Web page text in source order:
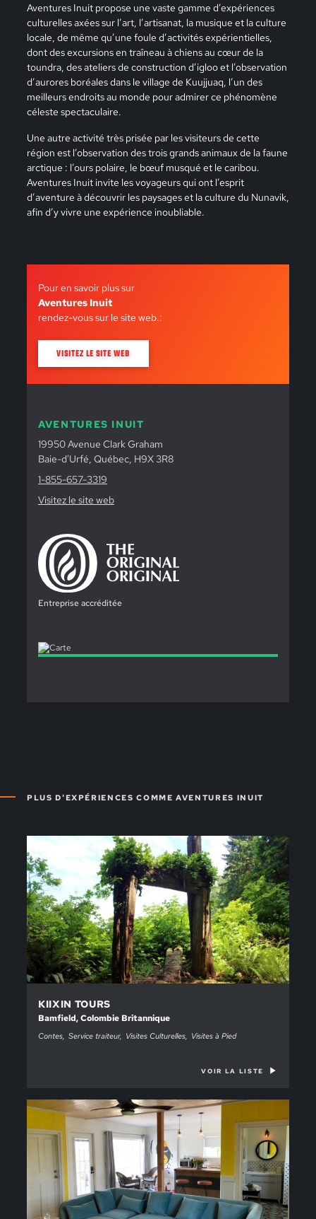
Aventures Inuit propose une vaste gamme d’expériences
culturelles axées sur l’art, l’artisanat, la musique et la culture
locale, de même qu’une foule d’activités expérientielles,
dont des excursions en traîneau à chiens au cœur de la
toundra, des ateliers de construction d’igloo et l’observation
d’aurores boréales dans le village de Kuujjuaq, l’un des
meilleurs endroits au monde pour admirer ce phénomène
céleste spectaculaire.
Une autre activité très prisée par les visiteurs de cette
région est l’observation des trois grands animaux de la faune
arctique : l’ours polaire, le bœuf musqué et le caribou.
Aventures Inuit invite les voyageurs qui ont l’esprit
d’aventure à découvrir les paysages et la culture du Nunavik,
afin d’y vivre une expérience inoubliable.
Pour en savoir plus sur
Aventures Inuit
rendez-vous sur le site web.:
VISITEZ LE SITE WEB
AVENTURES INUIT
19950 Avenue Clark Graham
Baie-d'Urfé, Québec, H9X 3R8
1-855-657-3319
Visitez le site web
Entreprise accréditée
PLUS D'EXPÉRIENCES COMME AVENTURES INUIT
KIIXIN TOURS
Bamfield, Colombie Britannique
Contes Service traiteur Visites Culturelles Visites à Pied
VOIR LA LISTE